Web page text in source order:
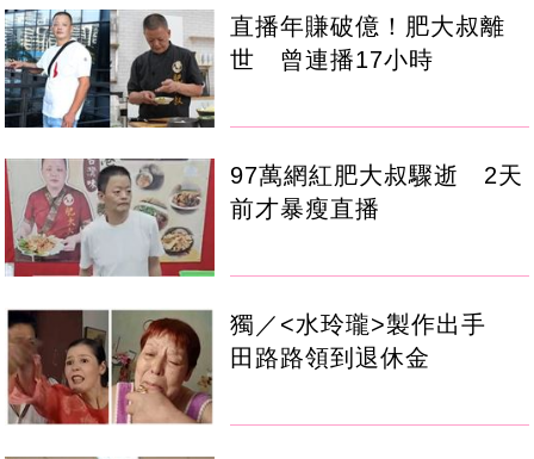
直播年賺破億！肥大叔離
世 曾連播17小時
97萬網紅肥大叔驟逝 2天
前才暴瘦直播
獨／<水玲瓏>製作出手
田路路領到退休金